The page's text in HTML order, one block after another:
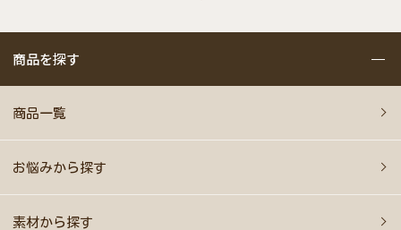
商品を探す
商品一覧
お悩みから探す
素材から探す